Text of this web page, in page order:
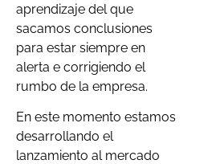
aprendizaje del que
sacamos conclusiones
para estar siempre en
alerta e corrigiendo el
rumbo de la empresa.
En este momento estamos
desarrollando el
lanzamiento al mercado